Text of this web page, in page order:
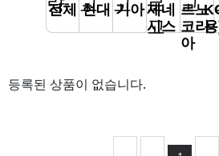
전체 현대 기아제네
시스
르노
코리
아
등록된 상품이 없습니다.